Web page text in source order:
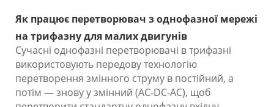
Як працює перетворювач з однофазної мережі
на трифазну для малих двигунів
Сучасні однофазні перетворювачі в трифазні
використовують передову технологію
перетворення змінного струму в постійний, а
потім — знову у змінний (AC‑DC‑AC), щоб